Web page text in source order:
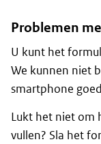
Problemen
U kunt het
We kunnen niet
smartphone
Lukt het niet om
vullen? Sla het